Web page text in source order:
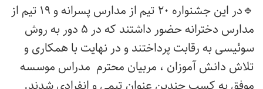
🔹در این جشنواره ۲۰ تیم از مدارس پسرانه و ۱۹ تیم از
مدارس دخترانه حضور داشتند که در ۵ دور به روش
سوئیسی به رقابت پرداختند و در نهایت با همکاری و
تلاش دانش آموزان ، مربیان محترم مدراس موسسه